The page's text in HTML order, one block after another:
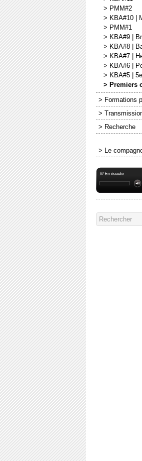
> PMM#2
> KBA#10 |
> PMM#1
> KBA#9 |
> KBA#8 |
> KBA#7 |
> KBA#6 |
> KBA#5 |
> Premiers
> Formations
>
> Recherche
> Le